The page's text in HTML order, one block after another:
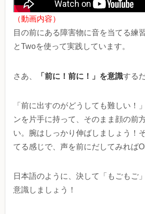
（動画内容）
目の前にある障害物に音を当てる練
とTwoを使って実践しています。
さあ、 「前に！前に！」を意識する
「前に出すのがどうしても難しい！
ンを片手に持って、そのまま顔の前
い。腕はしっかり伸ばしましょう！
てる感じで、声を前にだしてみれば
日本語のように、決して「もごもご
意識しましょう！